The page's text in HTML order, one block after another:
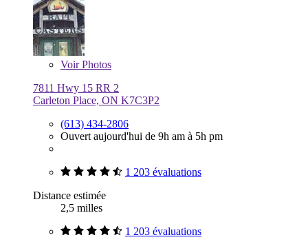
VoirPhotos
7811 Hwy 15 RR 2
Carleton Place, ON K7C3P2
(613) 434-2806
Ouvert aujourd'hui de 9h am à 5h pm
1 203 évaluations
Distance estimée
2,5 milles
1 203 évaluations